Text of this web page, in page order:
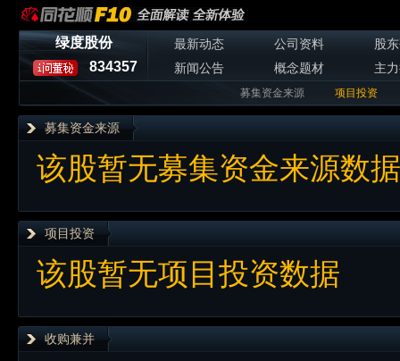
绿度股份
834357
最新动态 公司资料
股
新闻公告
概念题材 主
募集资金来源 项目投资
募集资金来源
该股暂无募集资金来源数据
项目投资
该股暂无项目投资数据
收购兼并